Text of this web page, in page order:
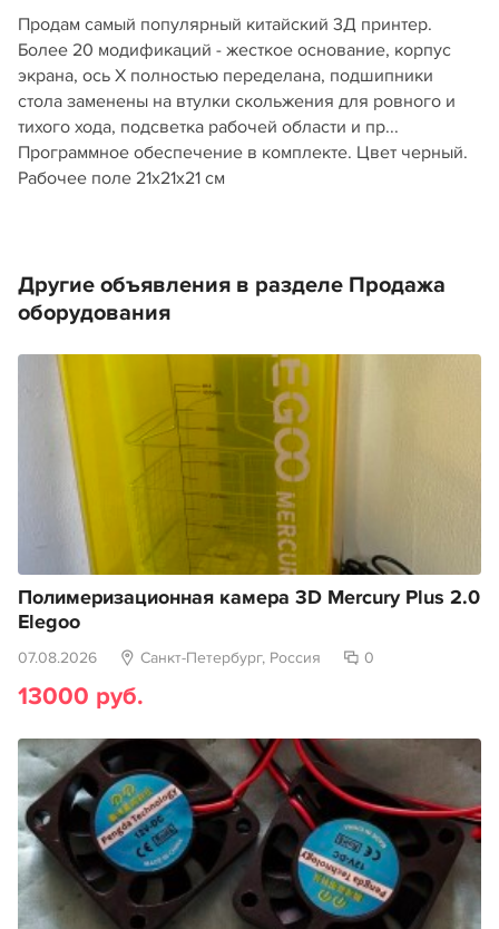
Продам самый популярный китайский 3Д принтер.
Более 20 модификаций - жесткое основание, корпус
экрана, ось Х полностью переделана, подшипники
стола заменены на втулки скольжения для ровного и
тихого хода, подсветка рабочей области и пр...
Программное обеспечение в комплекте. Цвет черный.
Рабочее поле 21х21х21 см
Другие объявления в разделе Продажа
оборудования
Полимеризационная камера 3D Mercury Plus 2.0
Elegoo
07.08.2026 Санкт-Петербург, Россия 0
13000 руб.